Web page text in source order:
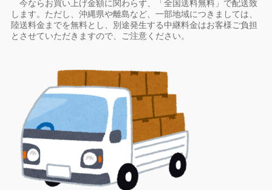
今ならお買い上げ金額に関わらず、「全国送料無料」で配送致
します。ただし、沖縄県や離島など、一部地域につきましては、
陸送料金までを無料とし、別途発生する中継料金はお客様ご負担
とさせていただきますので、ご注意ください。